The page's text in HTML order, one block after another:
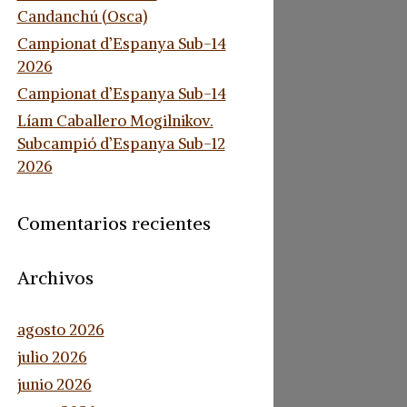
Candanchú (Osca)
Campionat d’Espanya Sub-14
2026
Campionat d’Espanya Sub-14
Líam Caballero Mogilnikov.
Subcampió d’Espanya Sub-12
2026
Comentarios recientes
Archivos
agosto 2026
julio 2026
junio 2026